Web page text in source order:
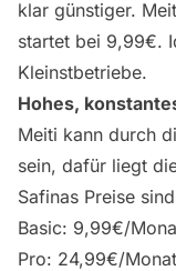
klar günstiger.
startet bei 9,99€.
Kleinstbetriebe.
Hohes,
Meiti kann durch
sein, dafür liegt
Safinas Preise
Basic: 9,99€/
Pro: 24,99€/